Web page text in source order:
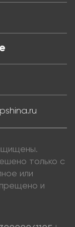
только с
или
и